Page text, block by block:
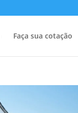
Faça sua cotação